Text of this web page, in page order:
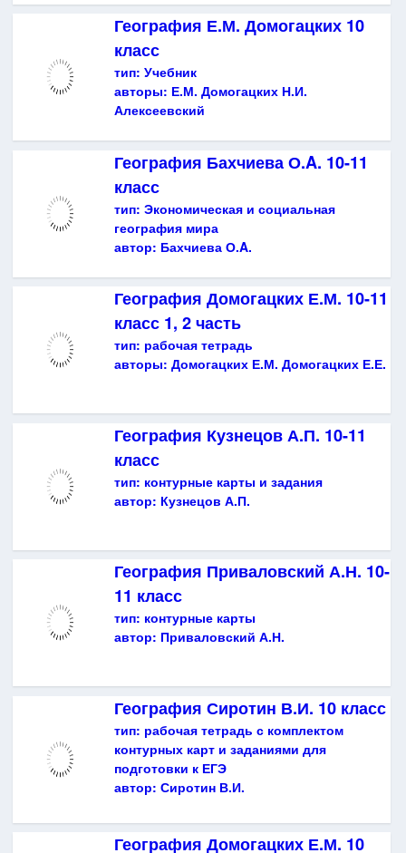
География Е.М. Домогацких 10
класс
тип: Учебник
авторы: Е.М. Домогацких Н.И.
Алексеевский
География Бахчиева О.A. 10-11
класс
тип: Экономическая и социальная
география мира
автор: Бахчиева О.A.
География Домогацких Е.М. 10-11
класс 1, 2 часть
тип: рабочая тетрадь
авторы: Домогацких Е.М. Домогацких Е.Е.
География Кузнецов А.П. 10-11
класс
тип: контурные карты и задания
автор: Кузнецов А.П.
География Приваловский А.Н. 10-
11 класс
тип: контурные карты
автор: Приваловский А.Н.
География Сиротин В.И. 10 класс
тип: рабочая тетрадь с комплектом
контурных карт и заданиями для
подготовки к ЕГЭ
автор: Сиротин В.И.
География Домогацких Е.М. 10